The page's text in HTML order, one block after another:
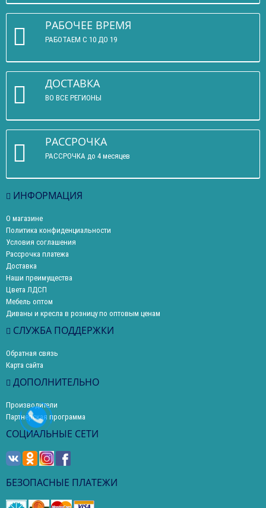
РАБОЧЕЕ ВРЕМЯ
РАБОТАЕМ С 10 ДО 19
ДОСТАВКА
ВО ВСЕ РЕГИОНЫ
РАССРОЧКА
РАССРОЧКА до 4 месяцев
ИНФОРМАЦИЯ
О магазине
Политика конфиденциальности
Условия соглашения
Рассрочка платежа
Доставка
Наши преимущества
Цвета ЛДСП
Мебель оптом
Диваны и кресла в розницу по оптовым ценам
СЛУЖБА ПОДДЕРЖКИ
Обратная связь
Карта сайта
ДОПОЛНИТЕЛЬНО
Производители
Партнерская программа
СОЦИАЛЬНЫЕ СЕТИ
БЕЗОПАСНЫЕ ПЛАТЕЖИ